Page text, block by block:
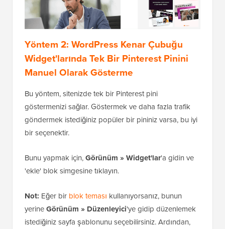
Yöntem 2: WordPress Kenar Çubuğu
Widget'larında Tek Bir Pinterest Pinini
Manuel Olarak Gösterme
Bu yöntem, sitenizde tek bir Pinterest pini
göstermenizi sağlar. Göstermek ve daha fazla trafik
göndermek istediğiniz popüler bir pininiz varsa, bu iyi
bir seçenektir.
Bunu yapmak için,Görünüm » Widget'lar'a gidin ve
'ekle' blok simgesine tıklayın.
Not: Eğer bir blok teması kullanıyorsanız, bunun
yerineGörünüm » Düzenleyici'ye gidip düzenlemek
istediğiniz sayfa şablonunu seçebilirsiniz. Ardından,